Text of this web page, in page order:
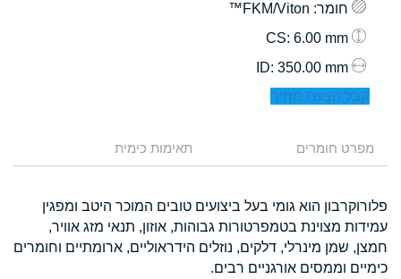
חומר: FKM/Viton™
: 6.00 mm
: 350.00 mm
קבל הצעת מחיר
מפרט חומרים תאימות כימית
פלורוקרבון הוא גומי בעל ביצועים טובים המוכר היטב ומפגין
עמידות מצוינת בטמפרטורות גבוהות, אוזון, תנאי מזג אוויר,
חמצן, שמן מינרלי, דלקים, נוזלים הידראוליים, ארומתיים וחומרים
כימיים וממסים אורגניים רבים.